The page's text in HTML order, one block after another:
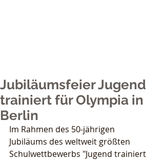
Jubiläumsfeier Jugend
trainiert für Olympia in
Berlin
Im Rahmen des 50-jährigen
Jubiläums des weltweit größten
Schulwettbewerbs "Jugend trainiert